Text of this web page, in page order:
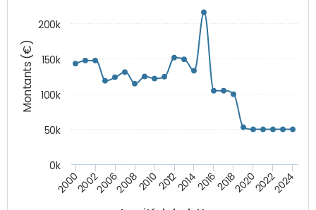
Montants (€)
200020022006200820102012201420162018202020222024
0k
50k
100k
150k
200k